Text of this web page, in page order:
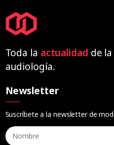
Toda la actualidad de
audiología.
Newsletter
Suscríbete a la newsletter de